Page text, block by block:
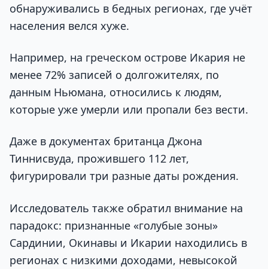
обнаруживались в бедных регионах, где учёт
населения велся хуже.
Например, на греческом острове Икария не
менее 72% записей о долгожителях, по
данным Ньюмана, относились к людям,
которые уже умерли или пропали без вести.
Даже в документах британца Джона
Тиннисвуда, прожившего 112 лет,
фигурировали три разные даты рождения.
Исследователь также обратил внимание на
парадокс: признанные «голубые зоны»
Сардинии, Окинавы и Икарии находились в
регионах с низкими доходами, невысокой